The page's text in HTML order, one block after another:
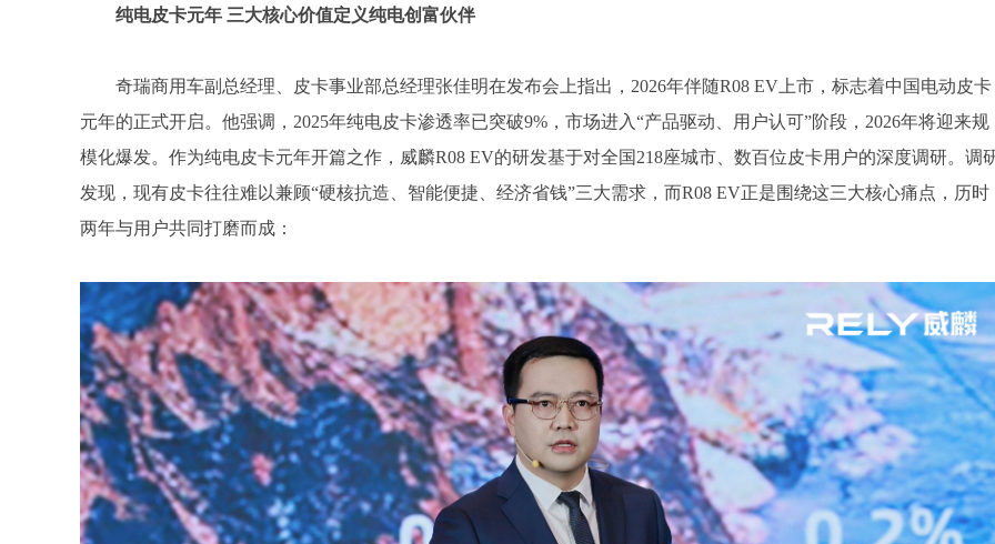
纯电皮卡元年 三大核心价值定义纯电创富伙伴
奇瑞商用车副总经理、皮卡事业部总经理张佳明在发布会上指出，2026年伴随R08 EV上市，标志着中国电动皮卡
元年的正式开启。他强调，2025年纯电皮卡渗透率已突破9%，市场进入“产品驱动、用户认可”阶段，2026年将迎来规
模化爆发。作为纯电皮卡元年开篇之作，威麟R08 EV的研发基于对全国218座城市、数百位皮卡用户的深度调研。调
发现，现有皮卡往往难以兼顾“硬核抗造、智能便捷、经济省钱”三大需求，而R08 EV正是围绕这三大核心痛点，历时
两年与用户共同打磨而成：